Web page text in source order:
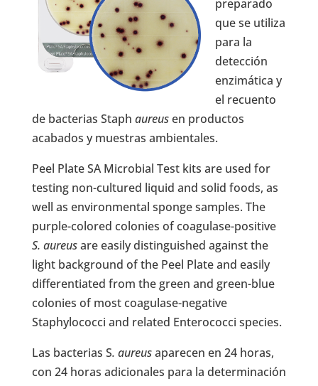
preparado
que se utiliza
para la
detección
enzimática y
el recuento
de bacterias Staph aureusen productos
acabados y muestras ambientales.
Peel Plate SA Microbial Test kits are used for
testing non-cultured liquid and solid foods, as
well as environmental sponge samples. The
purple-colored colonies of coagulase-positive
S. aureusare easily distinguished against the
light background of the Peel Plate and easily
differentiated from the green and green-blue
colonies of most coagulase-negative
Staphylococci and related Enterococci species.
Las bacterias S. aureusaparecen en 24 horas,
con 24 horas adicionales para la determinación